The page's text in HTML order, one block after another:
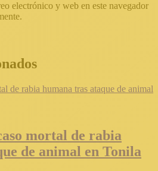
electrónico y web en este navegador
mortal de rabia
de animal en Tonila